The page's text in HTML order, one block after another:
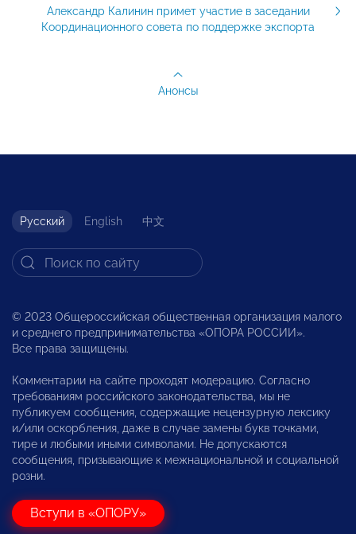
Александр Калинин примет участие в заседании
Координационного совета по поддержке экспорта
Анонсы
Русский English 中文
© 2023 Общероссийская общественная организация малого
и среднего предпринимательства «ОПОРА РОССИИ».
Все права защищены.
Комментарии на сайте проходят модерацию. Согласно
требованиям российского законодательства, мы не
публикуем сообщения, содержащие нецензурную лексику
и/или оскорбления, даже в случае замены букв точками,
тире и любыми иными символами. Не допускаются
сообщения, призывающие к межнациональной и социальной
розни.
Вступи в «ОПОРУ»